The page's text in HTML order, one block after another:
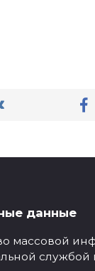
данные
массовой
службой